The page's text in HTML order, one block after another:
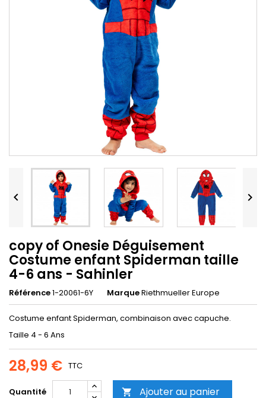
 
copy of Onesie Déguisement
Costume enfant Spiderman taille
4-6 ans - Sahinler
Référence1-20061-6Y MarqueRiethmueller Europe
Costume enfant Spiderman, combinaison avec capuche.
Taille 4 - 6 Ans
28,99 € TTC
Quantité  Ajouter au panier